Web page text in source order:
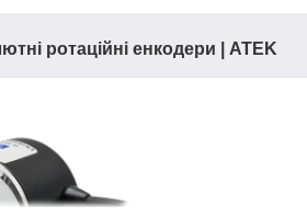
ротаційні енкодери | ATEK